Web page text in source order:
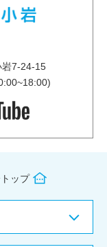
岩7-24-15
ップ